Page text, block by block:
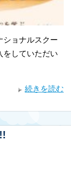
ショナルスクー
していただい
続きを読む